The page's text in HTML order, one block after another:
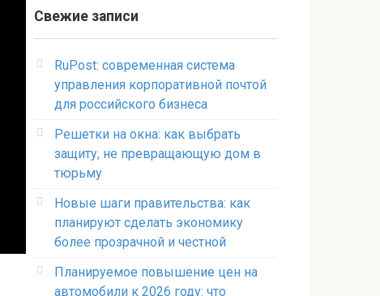
Свежие записи
RuPost: современная система
управления корпоративной почтой
для российского бизнеса
Решетки на окна: как выбрать
защиту, не превращающую дом в
тюрьму
Новые шаги правительства: как
планируют сделать экономику
более прозрачной и честной
Планируемое повышение цен на
автомобили к 2026 году: что